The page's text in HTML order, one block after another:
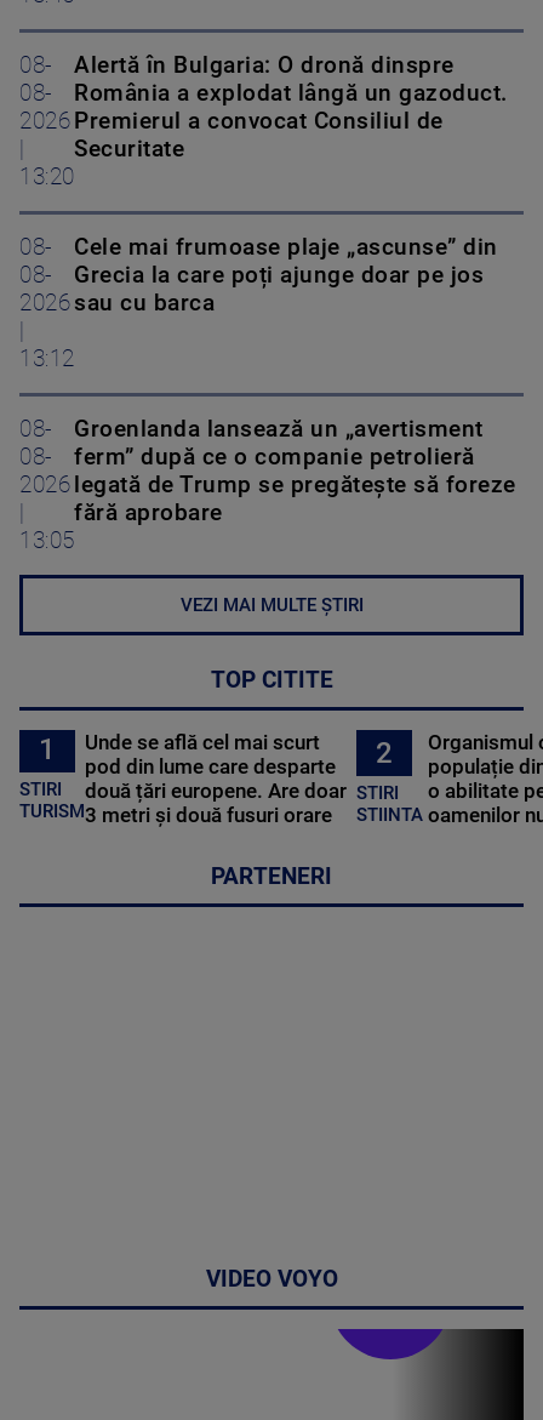
08-
08-
2026
13:20
Alertă în Bulgaria: O dronă dinspre
România a explodat lângă un gazoduct.
Premierul a convocat Consiliul de
Securitate
08-
08-
2026
13:12
Cele mai frumoase plaje „ascunse” din
Grecia la care poți ajunge doar pe jos
sau cu barca
08-
08-
2026
13:05
Groenlanda lansează un „avertisment
ferm” după ce o companie petrolieră
legată de Trump se pregătește să foreze
fără aprobare
VEZI MAI MULTE ȘTIRI
TOP CITITE
1
STIRI
TURISM
Unde se află cel mai scurt
pod din lume care desparte
două țări europene. Are doar
3 metri și două fusuri orare
2
STIRI
STIINTA
Organismul
populație
o abilitate
oamenilor
PARTENERI
VIDEO VOYO